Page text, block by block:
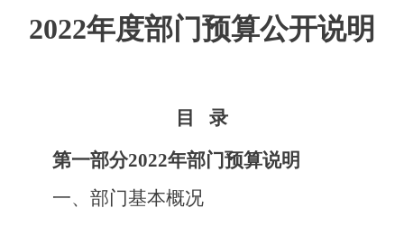
2022年度部门预算公开说明
目
录
第一部分2022年部门预算说明
一、部门基本概况